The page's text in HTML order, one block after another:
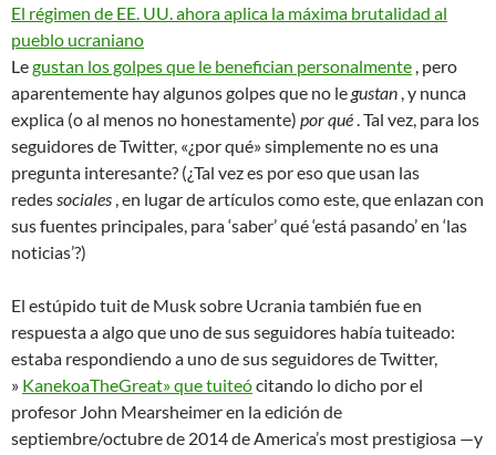
El régimen de EE. UU. ahora aplica la máxima brutalidad al
pueblo ucraniano
Legustan los golpes que le benefician personalmente , pero
aparentemente hay algunos golpes que no le gustan , y nunca
explica (o al menos no honestamente) por qué. Tal vez, para los
seguidores de Twitter, «¿por qué» simplemente no es una
pregunta interesante? (¿Tal vez es por eso que usan las
redessociales , en lugar de artículos como este, que enlazan con
sus fuentes principales, para ‘saber’ qué ‘está pasando’ en ‘las
noticias’?)
El estúpido tuit de Musk sobre Ucrania también fue en
respuesta a algo que uno de sus seguidores había tuiteado:
estaba respondiendo a uno de sus seguidores de Twitter,
» KanekoaTheGreat» que tuiteócitando lo dicho por el
profesor John Mearsheimer en la edición de
septiembre/octubre de 2014 de America’s most prestigiosa —y